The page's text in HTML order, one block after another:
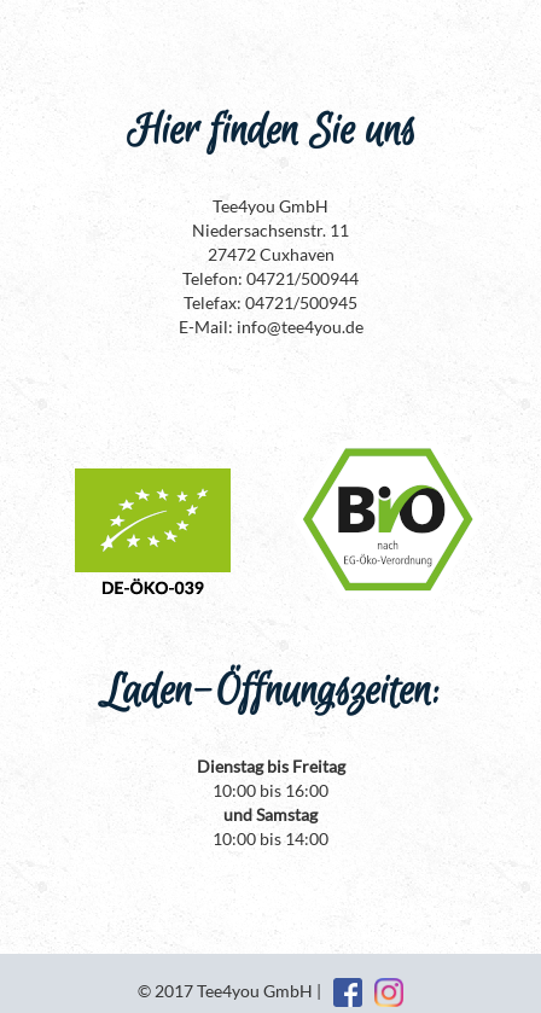
Hier finden Sie uns
Tee4you GmbH
Niedersachsenstr. 11
27472 Cuxhaven
Telefon: 04721/500944
Telefax: 04721/500945
E-Mail: info@tee4you.de
Laden-Öffnungszeiten:
Dienstag bis Freitag
10:00 bis 16:00
und Samstag
10:00 bis 14:00
© 2017 Tee4you GmbH |